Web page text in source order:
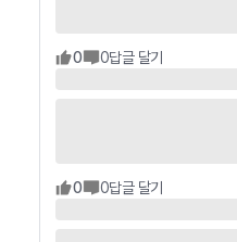
0 0답글 달기
0 0답글 달기